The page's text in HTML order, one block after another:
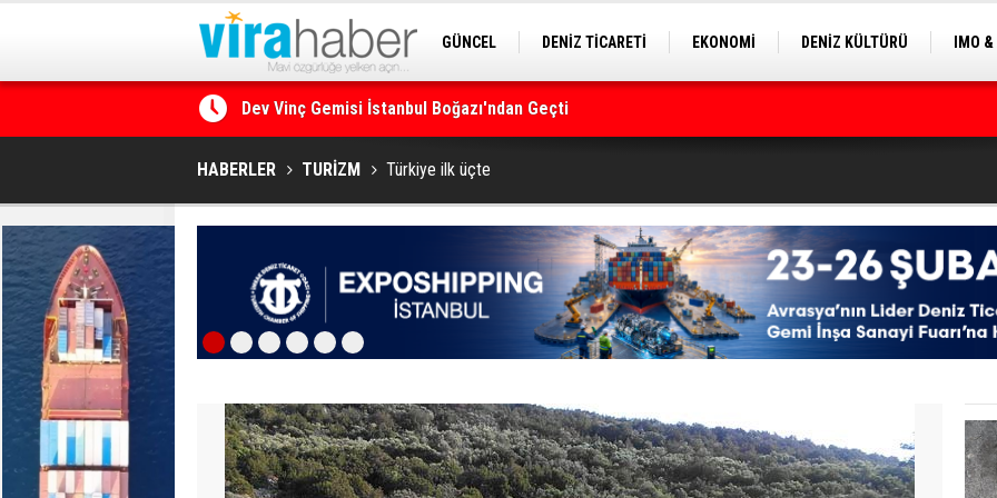
GÜNCEL DENİZ TİCARETİ EKONOMİ DENİZ KÜLTÜRÜ
IMO
Ege Denizi’nin En Büyük Mercan Ormanı
HABERLER TURİZM Türkiye ilk üçte